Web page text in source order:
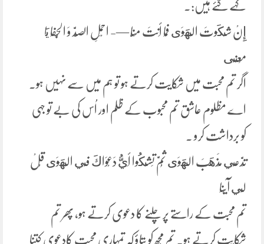
کہے گئے ہیں:۔
إِنْ شَكَوتَ الْهَوَى فَمَا أَنتَ مِنَّا —- احْمِلِ الصَّدَّ وَ الْجَفَا يَا
مُعَنَى
اگر تم محبت میں شکایت کرتے ہو تو ہم میں سے نہیں ہو۔
اے مظلوم عاشق تم محبوب کے ظلم اور اُس کی بے تو جہی
کو برداشت کرو ۔
تَدَّعِي مَذَهَبَ الهَوَى ثُمَّ تَشْكُوا أَيُّ دَعْوَاكَ فِي الْهَوَى قُلْ
لِي آیْنَا
تم محبت کے راستے پر چلنے کا دعوی کرتے ہو، پھر تم
شکایت کرتے ہو۔ تم مجھ کو بتاؤ کہ تمہاری محبت کادعوی کتنا